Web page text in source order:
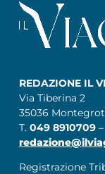
REDAZIONE IL
Via Tiberina 2
35036
T. 049 8910709
Registrazione